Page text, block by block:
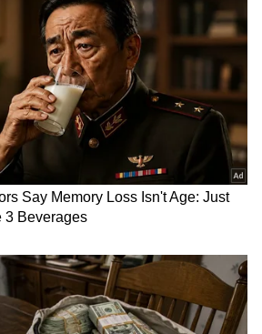
ಬಯಲಾಯ್ತು 17ನೇ
8 ಸಾಲಿನ ಅಪರೂಪದ
ವಯನಾಡು ರೀತಿ ರಾಜ್ಯದಲ್ಲೂ
ಭೂಕುಸಿತದ ಆತಂಕ! ಚಂದ್ರಗಿರಿ
ಪರ್ವತದಲ್ಲಿ ಕುಸಿತಿದೆ ಗುಡ್ಡ!
ಇಂಡೋನೇಷ್ಯಾಕ್ಕೆ ಧಾರವಾಡ
ಗೋದಿ ಕೊಟ್ಟ ಮೋದಿ; ಧಾರವಾಡ